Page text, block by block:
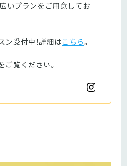
いプランをご用意してお
ン受付中！詳細はこちら。
ご覧ください。